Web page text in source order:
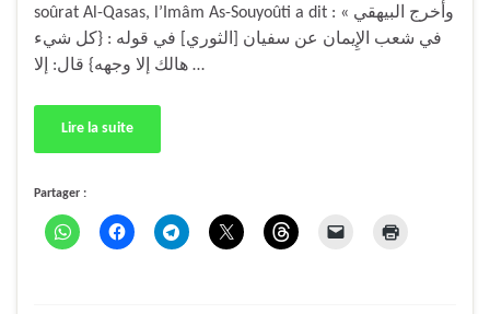
soûrat Al-Qasas, l’Imâm As-Souyoûti a dit : « وأخرج البيهقي
في شعب الإِيمان عن سفيان [الثوري] في قوله : {كل شيء
هالك إلا وجهه} قال: إلا …
Lire la suite
Partager :